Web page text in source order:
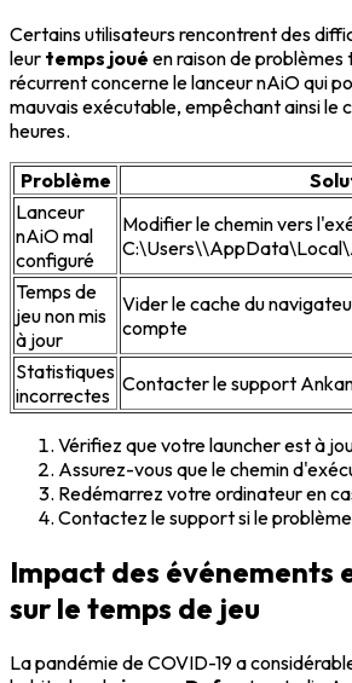
Certains utilisateurs rencontrent des
leur temps joué en raison de problèmes
récurrent concerne le lanceur nAiO qui
mauvais exécutable, empêchant ainsi le
heures.
Problème
Lanceur
nAiO mal
configuré
Modifier le chemin vers
Temps de
jeu non mis
à jour
Vider le cache du
compte
Statistiques
incorrectes Contacter le support
Vérifiez que votre launcher est à
Assurez-vous que le chemin
Redémarrez votre ordinateur en
Contactez le support si le
Impact des événements
sur le temps de jeu
La pandémie de COVID-19 a